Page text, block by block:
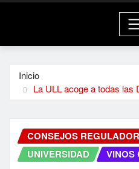
Inicio
La ULL acoge a todas las
CONSEJOS
UNIVERSIDAD
VINOS